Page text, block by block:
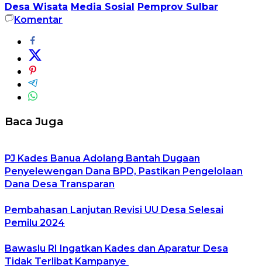
Desa Wisata Media Sosial Pemprov Sulbar
Komentar
Baca Juga
PJ Kades Banua Adolang Bantah Dugaan
Penyelewengan Dana BPD, Pastikan Pengelolaan
Dana Desa Transparan
Pembahasan Lanjutan Revisi UU Desa Selesai
Pemilu 2024
Bawaslu RI Ingatkan Kades dan Aparatur Desa
Tidak Terlibat Kampanye